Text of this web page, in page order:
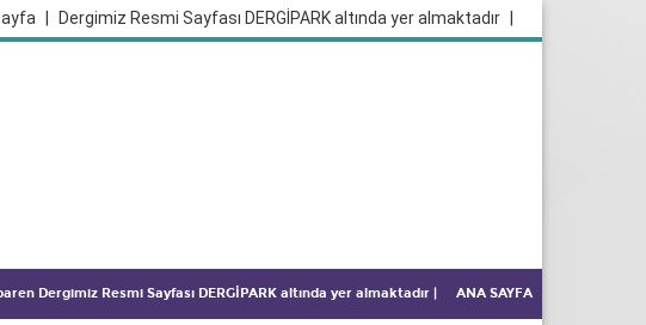
Dergimiz Resmi Sayfası DERGİPARK altında yer almaktadır
Dergimiz Resmi Sayfası DERGİPARK altında yer almaktadır ANA SAYFA